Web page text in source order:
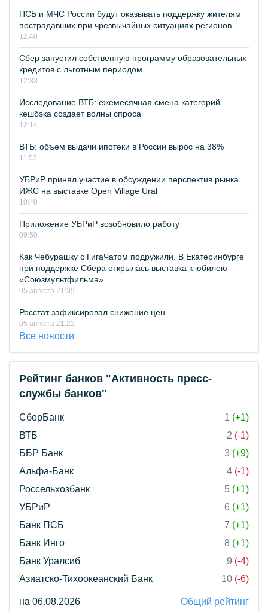
ПСБ и МЧС России будут оказывать поддержку жителям
пострадавших при чрезвычайных ситуациях регионов
12:40
Сбер запустил собственную программу образовательных
кредитов с льготным периодом
12:33
Исследование ВТБ: ежемесячная смена категорий
кешбэка создает волны спроса
12:14
ВТБ: объем выдачи ипотеки в России вырос на 38%
11:52
УБРиР принял участие в обсуждении перспектив рынка
ИЖС на выставке Open Village Ural
10:40
Приложение УБРиР возобновило работу
09:50
Как Чебурашку с ГигаЧатом подружили. В Екатеринбурге
при поддержке Сбера открылась выставка к юбилею
«Союзмультфильма»
05 августа 21:39
Росстат зафиксировал снижение цен
05 августа 21:22
Все новости
Рейтинг банков "Активность пресс-
службы банков"
СберБанк 1 (+1)
ВТБ
2 (-1)
ББР Банк
3 (+9)
Альфа-Банк
4 (-1)
Россельхозбанк
5 (+1)
УБРиР
6 (+1)
Банк ПСБ
7 (+1)
Банк Инго
8 (+1)
Банк Уралсиб
9 (-4)
Азиатско-Тихоокеанский Банк
10 (-6)
на 06.08.2026 Общий рейтинг